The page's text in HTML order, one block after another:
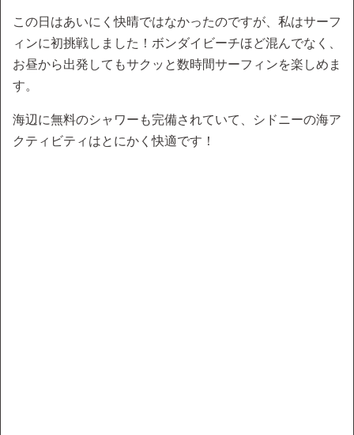
この日はあいにく快晴ではなかったのですが、私はサーフ
ィンに初挑戦しました！ボンダイビーチほど混んでなく、
お昼から出発してもサクッと数時間サーフィンを楽しめま
す。
海辺に無料のシャワーも完備されていて、シドニーの海ア
クティビティはとにかく快適です！